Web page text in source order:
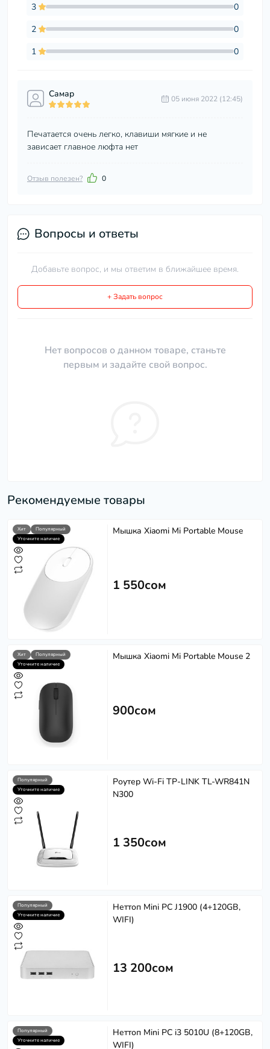
3
0
2
0
1
0
Самар 05 июня 2022 (12:45)
Печатается очень легко, клавиши мягкие и не
зависает главное люфта нет
Отзыв полезен? 0
Вопросы и ответы
Добавьте вопрос, и мы ответим в ближайшее время.
+ Задать вопрос
Нет вопросов о данном товаре, станьте
первым и задайте свой вопрос.
Рекомендуемые товары
Хит
Популярный
Уточните наличие
Мышка Xiaomi Mi Portable Mouse
1 550сом
Хит
Популярный
Уточните наличие
Мышка Xiaomi Mi Portable Mouse 2
900сом
Популярный
Уточните наличие
Роутер Wi-Fi TP-LINK TL-WR841N
N300
1 350сом
Популярный
Уточните наличие
Неттоп Mini PC J1900 (4+120GB,
WIFI)
13 200сом
Популярный
Уточните наличие
Неттоп Mini PC i3 5010U (8+120GB,
WIFI)